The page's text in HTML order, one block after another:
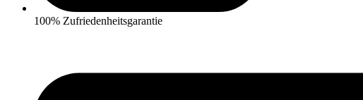
100% Zufriedenheitsgarantie